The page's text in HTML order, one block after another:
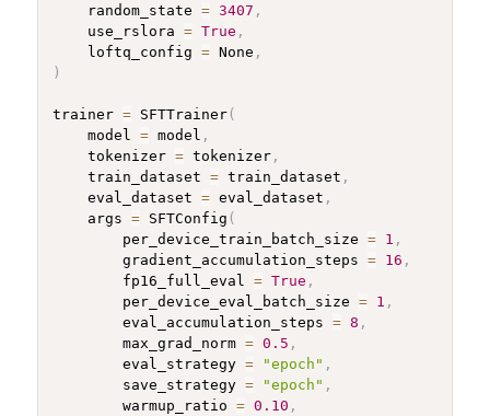
    random_state
= 3407 ,
    use_rslora
= True ,
    loftq_config
= None ,
)
trainer = SFTTrainer(
    model
= model ,
    tokenizer
= tokenizer,
    train_dataset
= train_dataset ,
    eval_dataset
= eval_dataset ,
    args
= SFTConfig (
        per_device_train_batch_size
= 1 ,
        gradient_accumulation_steps
= 16 ,
        fp16_full_eval
= True ,
        per_device_eval_batch_size
= 1 ,
        eval_accumulation_steps
= 8 ,
        max_grad_norm
= 0.5 ,
        eval_strategy
= "epoch" ,
        save_strategy
= "epoch" ,
        warmup_ratio
= 0.10 ,